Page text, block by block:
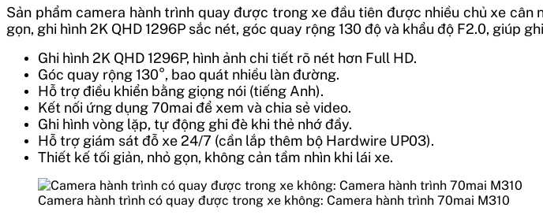
Sản phẩm camera hành trình quay được trong xe đầu tiên được nhiều chủ xe
gọn, ghi hình 2K QHD 1296P sắc nét, góc quay rộng 130 độ và khẩu độ F2.0, giúp
Ghi hình 2K QHD 1296P, hình ảnh chi tiết rõ nét hơn Full HD.
Góc quay rộng 130°, bao quát nhiều làn đường.
Hỗ trợ điều khiển bằng giọng nói (tiếng Anh).
Kết nối ứng dụng 70mai để xem và chia sẻ video.
Ghi hình vòng lặp, tự động ghi đè khi thẻ nhớ đầy.
Hỗ trợ giám sát đỗ xe 24/7 (cần lắp thêm bộ Hardwire UP03).
Thiết kế tối giản, nhỏ gọn, không cản tầm nhìn khi lái xe.
Camera hành trình có quay được trong xe không: Camera hành trình 70mai M310